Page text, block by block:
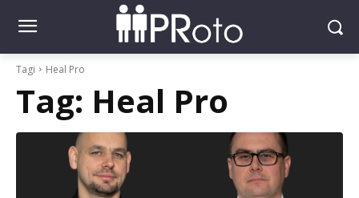
Tagi Heal Pro
Tag: Heal Pro